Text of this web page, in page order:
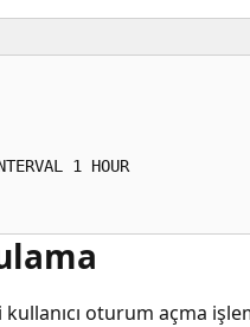
1 HOUR
oturum açma